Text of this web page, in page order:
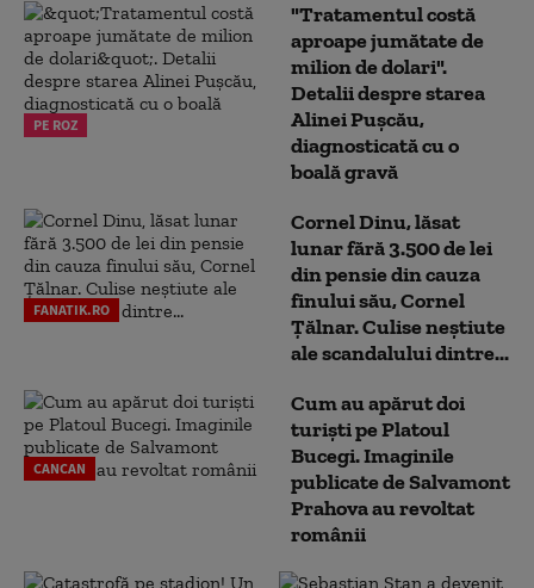
PE ROZ
"Tratamentul costă
aproape jumătate de
milion de dolari".
Detalii despre starea
Alinei Pușcău,
diagnosticată cu o
boală gravă
FANATIK.RO
Cornel Dinu, lăsat
lunar fără 3.500 de lei
din pensie din cauza
finului său, Cornel
Țălnar. Culise neștiute
ale scandalului dintre...
CANCAN
Cum au apărut doi
turiști pe Platoul
Bucegi. Imaginile
publicate de Salvamont
Prahova au revoltat
românii